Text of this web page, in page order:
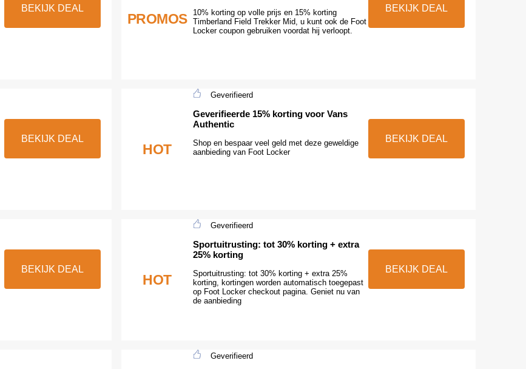
BEKIJK DEAL
PROMOS
10% korting op volle prijs en 15% korting
Timberland Field Trekker Mid, u kunt ook de Foot
Locker coupon gebruiken voordat hij verloopt.
BEKIJK DEAL
BEKIJK DEAL
HOT
Geverifieerd
Geverifieerde 15% korting voor Vans
Authentic
Shop en bespaar veel geld met deze geweldige
aanbieding van Foot Locker
BEKIJK DEAL
BEKIJK DEAL
HOT
Geverifieerd
Sportuitrusting: tot 30% korting + extra
25% korting
Sportuitrusting: tot 30% korting + extra 25%
korting, kortingen worden automatisch toegepast
op Foot Locker checkout pagina. Geniet nu van
de aanbieding
BEKIJK DEAL
Geverifieerd